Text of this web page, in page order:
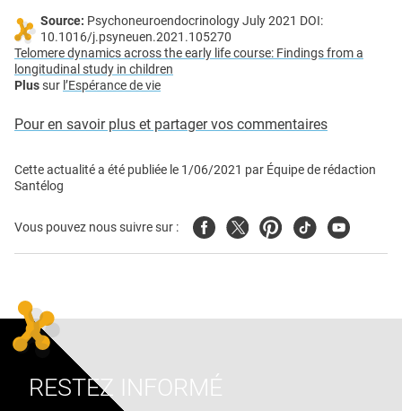
Source: Psychoneuroendocrinology July 2021 DOI:
10.1016/j.psyneuen.2021.105270
Telomere dynamics across the early life course: Findings from a
longitudinal study in children
Plussur l’Espérance de vie
Pour en savoir plus et partager vos commentaires
Cette actualité a été publiée le 1/06/2021 par Équipe de rédaction
Santélog
Vous pouvez nous suivre sur : FacebookTwitterPinterest
TiktokYoutube
RESTEZ INFORMÉ